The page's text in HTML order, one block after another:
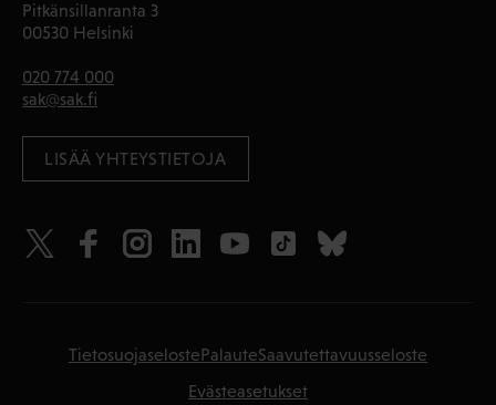
Pitkänsillanranta 3
00530 Helsinki
020 774 000
sak@sak.fi
LISÄÄ YHTEYSTIETOJA
TietosuojaselostePalauteSaavutettavuusseloste
Evästeasetukset